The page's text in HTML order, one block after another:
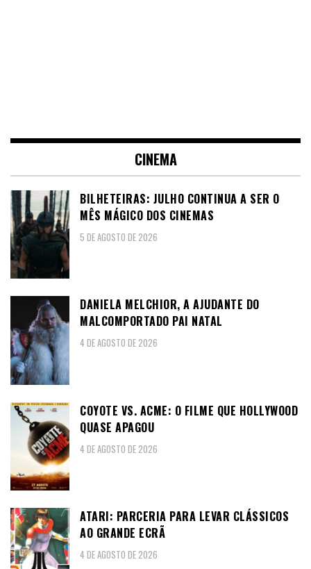
CINEMA
BILHETEIRAS: JULHO CONTINUA A SER O
MÊS MÁGICO DOS CINEMAS
5 DE AGOSTO DE 2026
DANIELA MELCHIOR, A AJUDANTE DO
MALCOMPORTADO PAI NATAL
4 DE AGOSTO DE 2026
COYOTE VS. ACME: O FILME QUE HOLLYWOOD
QUASE APAGOU
4 DE AGOSTO DE 2026
ATARI: PARCERIA PARA LEVAR CLÁSSICOS
AO GRANDE ECRÃ
4 DE AGOSTO DE 2026